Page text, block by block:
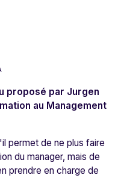
proposé par Jurgen
au Management
permet de ne plus faire
du manager, mais de
prendre en charge de